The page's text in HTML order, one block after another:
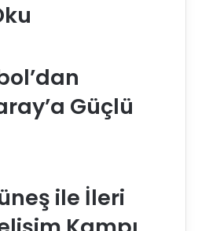
Güçlü
ile İleri